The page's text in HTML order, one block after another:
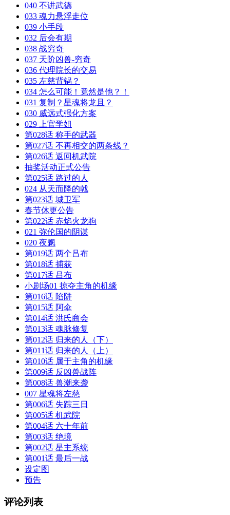
040 不讲武德
033 魂力悬浮走位
039 小手段
032 后会有期
038 战穷奇
037 天阶凶兽-穷奇
036 代理院长的交易
035 左慈背锅？
034 怎么可能！竟然是他？！
031 复制？星魂将龙且？
030 威远式强化方案
029 上官学姐
第028话 称手的武器
第027话 不再相交的两条线？
第026话 返回机武院
抽奖活动正式公告
第025话 路过的人
024 从天而降的戟
第023话 城卫军
春节休更公告
第022话 赤焰火龙驹
021 弥伦国的阴谋
020 夜魍
第019话 两个吕布
第018话 捕获
第017话 吕布
小剧场01 掠夺主角的机缘
第016话 陷阱
第015话 阿伞
第014话 洪氏商会
第013话 魂脉修复
第012话 归来的人（下）
第011话 归来的人（上）
第010话 属于主角的机缘
第009话 反凶兽战阵
第008话 兽潮来袭
007 星魂将左慈
第006话 失踪三日
第005话 机武院
第004话 六十年前
第003话 绝境
第002话 星主系统
第001话 最后一战
设定图
预告
评论列表